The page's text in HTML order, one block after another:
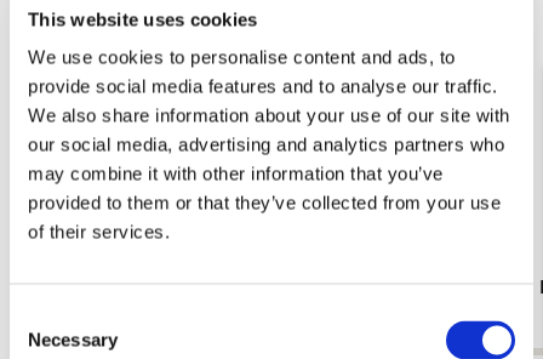
This website uses cookies
We use cookies to personalise content and ads, to
provide social media features and to analyse our traffic.
We also share information about your use of our site with
our social media, advertising and analytics partners who
may combine it with other information that you’ve
provided to them or that they’ve collected from your use
of their services.
Selection
Necessary
€ 11,99